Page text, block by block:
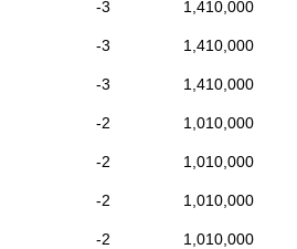
-3 1,410,000
-3 1,410,000
-3 1,410,000
-2 1,010,000
-2 1,010,000
-2 1,010,000
-2 1,010,000